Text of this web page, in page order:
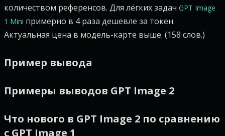
количеством референсов. Для лёгких задач GPT Image
1 Mini примерно в 4 раза дешевле за токен.
Актуальная цена в модель-карте выше. (158 слов.)
Пример вывода
Примеры выводов GPT Image 2
Что нового в GPT Image 2 по сравнению
с GPT Image 1